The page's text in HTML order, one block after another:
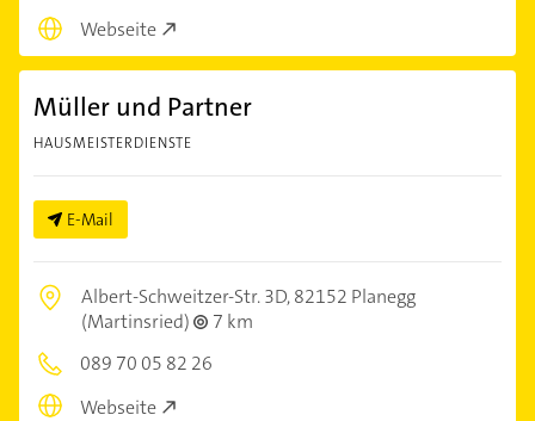
Webseite
Müller und Partner
HAUSMEISTERDIENSTE
E-Mail
Albert-Schweitzer-Str. 3D,82152 Planegg
(Martinsried)
7 km
089 70 05 82 26
Webseite